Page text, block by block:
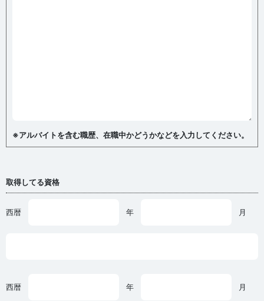
※アルバイトを含む職歴、在職中かどうかなどを入力してください。
取得してる資格
西暦 年 月
西暦 年 月